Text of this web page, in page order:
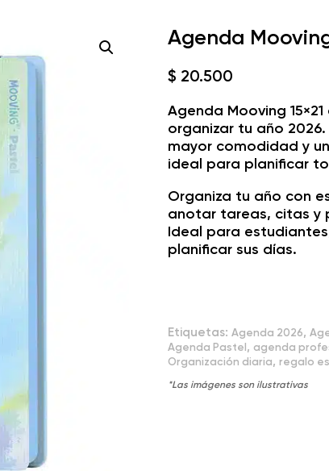
Agenda
$ 20.500
Agenda Mooving
organizar tu año
mayor comodidad y
ideal para planificar
Organiza tu año con
anotar tareas, citas y
Ideal para
planificar sus días.
Etiquetas:Agenda 2026,
Agenda Pastel, agenda
Organización diaria,regalo